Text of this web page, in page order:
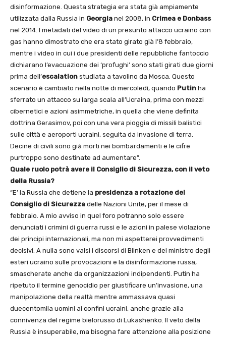
disinformazione. Questa strategia era stata già ampiamente
utilizzata dalla Russia in Georgia nel 2008, in Crimea e Donbass
nel 2014. I metadati del video di un presunto attacco ucraino con
gas hanno dimostrato che era stato girato già l’8 febbraio,
mentre i video in cui i due presidenti delle repubbliche fantoccio
dichiarano l’evacuazione dei ‘profughi’ sono stati girati due giorni
prima dell’escalation studiata a tavolino da Mosca. Questo
scenario è cambiato nella notte di mercoledì, quando Putin ha
sferrato un attacco su larga scala all’Ucraina, prima con mezzi
cibernetici e azioni asimmetriche, in quella che viene definita
dottrina Gerasimov, poi con una vera pioggia di missili balistici
sulle città e aeroporti ucraini, seguita da invasione di terra.
Decine di civili sono già morti nei bombardamenti e le cifre
purtroppo sono destinate ad aumentare”.
Quale ruolo potrà avere il Consiglio di Sicurezza, con il veto
della Russia?
“E’ la Russia che detiene la presidenza a rotazione del
Consiglio di Sicurezza delle Nazioni Unite, per il mese di
febbraio. A mio avviso in quel foro potranno solo essere
denunciati i crimini di guerra russi e le azioni in palese violazione
dei principi internazionali, ma non mi aspetterei provvedimenti
decisivi. A nulla sono valsi i discorsi di Blinken e del ministro degli
esteri ucraino sulle provocazioni e la disinformazione russa,
smascherate anche da organizzazioni indipendenti. Putin ha
ripetuto il termine genocidio per giustificare un’invasione, una
manipolazione della realtà mentre ammassava quasi
duecentomila uomini ai confini ucraini, anche grazie alla
connivenza del regime bielorusso di Lukashenko. Il veto della
Russia è insuperabile, ma bisogna fare attenzione alla posizione